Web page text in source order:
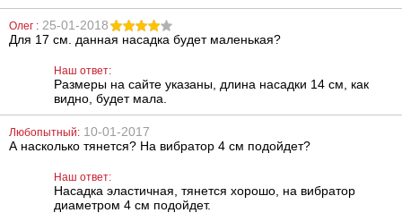
Кольцо с
шариками
Robotic
387 грн
Насадка для
двойного
Silicone Fantasy
860 грн
Олег : 25-01-2018
Для 17 см. данная насадка будет маленькая?
Наш ответ:
Размеры на сайте указаны, длина насадки 14 см, как
видно, будет мала.
Любопытный: 10-01-2017
А насколько тянется? На вибратор 4 см подойдет?
Наш ответ:
Насадка эластичная, тянется хорошо, на вибратор
диаметром 4 см подойдет.